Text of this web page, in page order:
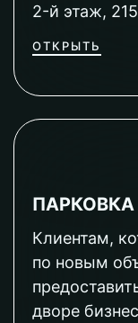
2-й этаж,
ОТКРЫТЬ
ПАРКОВКА
Клиентам,
по новым
дворе